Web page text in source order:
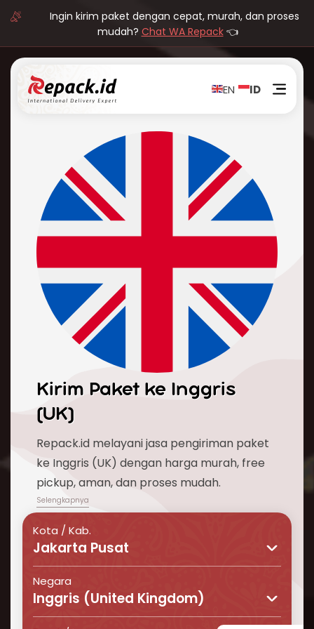
Ingin kirim paket dengan cepat, murah, dan proses
mudah? Chat WA Repack👈
EN ID
Kirim Paket ke Inggris
(UK)
Repack.id melayani jasa pengiriman paket
ke Inggris (UK) dengan harga murah, free
pickup, aman, dan proses mudah.
Kota / Kab.
Jakarta Pusat
Negara
Inggris (United Kingdom)